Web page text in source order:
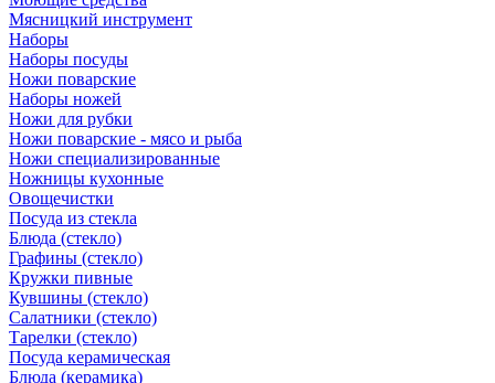
Мясницкий инструмент
Наборы
Наборы посуды
Ножи поварские
Наборы ножей
Ножи для рубки
Ножи поварские - мясо и рыба
Ножи специализированные
Ножницы кухонные
Овощечистки
Посуда из стекла
Блюда (стекло)
Графины (стекло)
Кружки пивные
Кувшины (стекло)
Салатники (стекло)
Тарелки (стекло)
Посуда керамическая
Блюда (керамика)